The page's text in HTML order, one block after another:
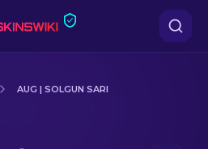
AUG | SOLGUN SARI